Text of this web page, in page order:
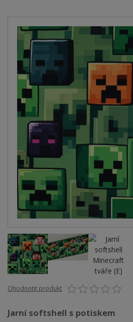
Ohodnotit produkt
Jarní softshell s potiskem